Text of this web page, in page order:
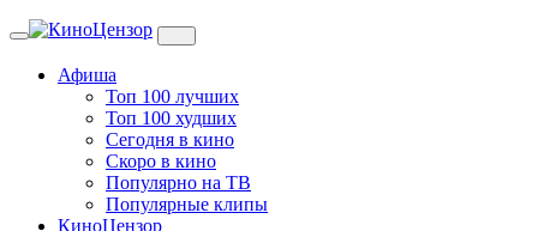
Toggle
Афиша
Топ 100 лучших
Топ 100 худших
Сегодня в кино
Скоро в кино
Популярно на ТВ
Популярные клипы
КиноЦензор